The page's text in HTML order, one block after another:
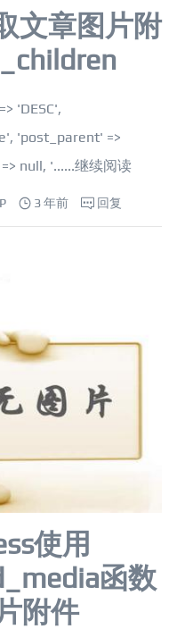
文章图片附
'DESC',
'post_parent' =>
null, '......继续阅读
3 年前 回复
使用
函数
附件